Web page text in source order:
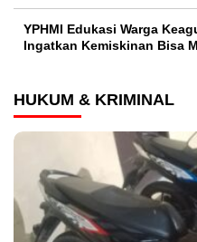
YPHMI Edukasi Warga
Ingatkan Kemiskinan Bisa
HUKUM & KRIMINAL